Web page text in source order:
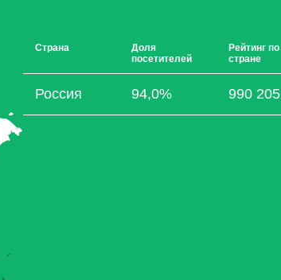
Страна
Доля
посетителей
Рейтинг по
стране
Россия 94,0% 990 205